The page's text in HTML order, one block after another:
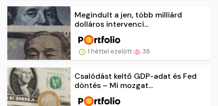
Megindult a jen, több milliárd
dolláros intervenci...
1 héttel ezelőtt 38
Csalódást keltő GDP-adat és Fed
döntés – Mi mozgat...